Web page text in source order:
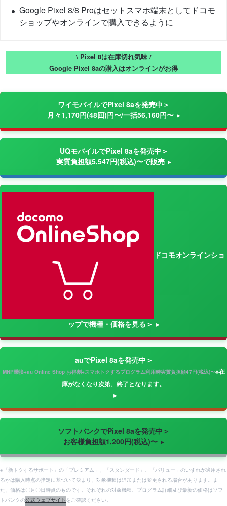
Google Pixel 8/8 Proはセットスマホ端末としてドコモ
ショップやオンラインで購入できるように
\ Pixel 8は在庫切れ気味 /
Google Pixel 8aの購入はオンラインがお得
ワイモバイルでPixel 8aを発売中＞
月々1,170円(48回)円〜/一括56,160円〜
UQモバイルでPixel 8aを発売中＞
実質負担額5,547円(税込)〜で販売
ドコモオンラインショ
ップで機種・価格を見る＞
auでPixel 8aを発売中＞
MNP乗換+au Online Shop お得割+スマホトクするプログラム利用時実質負担額47円(税込)〜※在
庫がなくなり次第、終了となります。
ソフトバンクでPixel 8aを発売中＞
お客様負担額1,200円(税込)〜
※「新トクするサポート」の「プレミアム」、「スタンダード」、「バリュー」のいずれが適用され
るかは購入時点の指定に基づいて決まり、対象機種は追加または変更される場合があります。ま
た、価格は〇月〇日時点のものです。それぞれの対象機種、プログラム詳細及び最新の価格はソフ
トバンクの公式ウェブサイト をご確認ください。